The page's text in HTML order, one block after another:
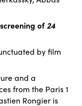
of 24
by film
and a
from the Paris 1
Rongier is